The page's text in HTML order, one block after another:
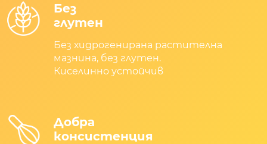
Без
глутен
Без хидрогенирана растителна
мазнина, без глутен.
Киселинно устойчив
Добра
консистенция